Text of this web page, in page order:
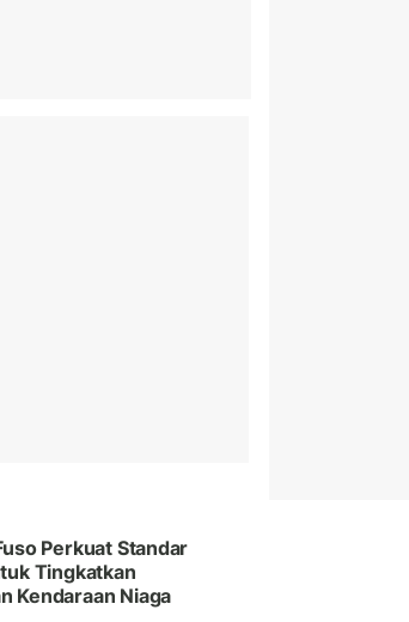
Perkuat Standar
Tingkatkan
Kendaraan Niaga